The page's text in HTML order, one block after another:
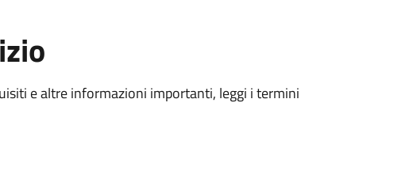
e altre informazioni importanti, leggi i termini